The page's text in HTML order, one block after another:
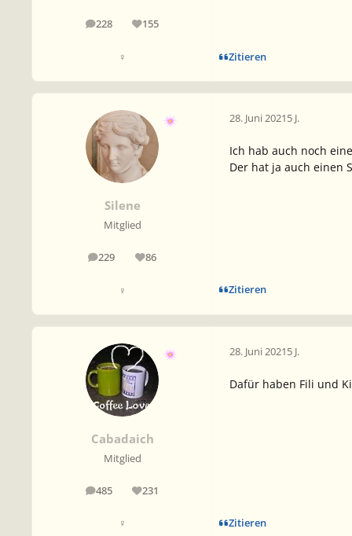
228
Beiträge 155
Reputation
♀ Zitieren
Silene
Mitglied
229
Beiträge 86
Reputation
♀
28. Juni 20215 J.
Ich hab auch noch
Der hat ja auch einen
Zitieren
Cabadaich
Mitglied
485
Beiträge 231
Reputation
♀
28. Juni 20215 J.
Dafür haben Fili und
Zitieren